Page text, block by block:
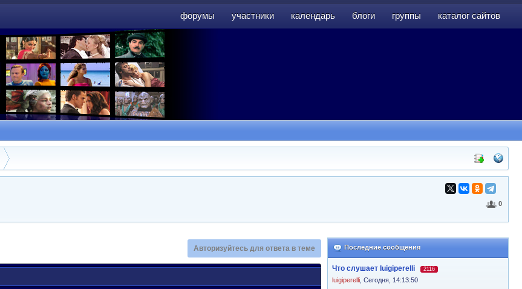
форумы участники календарь блоги группы каталог сайтов
0
Последние сообщения
Что слушает luigiperelli 2116
luigiperelli Сегодня, 14:13:50
Авторизуйтесь для ответа в теме